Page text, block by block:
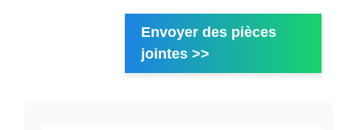
Envoyer des pièces
jointes >>